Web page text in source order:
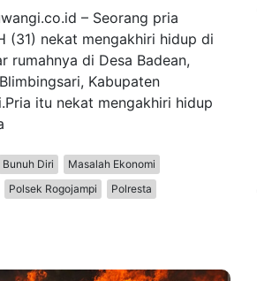
– Seorang pria
(31) nekat mengakhiri hidup di
rumahnya di Desa Badean,
Kabupaten
itu nekat mengakhiri hidup
Bunuh Diri
Masalah Ekonomi
Polsek Rogojampi
Polresta